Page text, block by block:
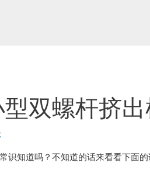
双螺杆挤
识知道吗？不知道的话来看看下面